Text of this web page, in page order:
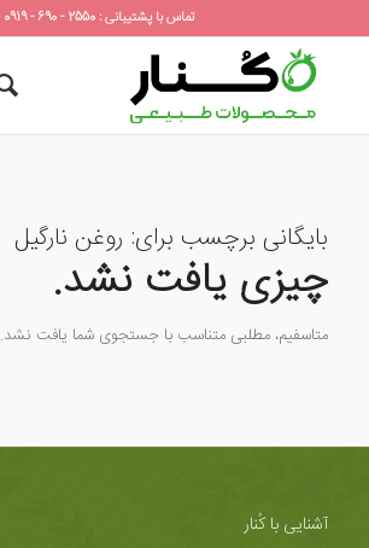
تماس با پشتیبانی : 2550 - 690 - 0919
بایگانی برچسب برای: روغن نارگیل
چیزی یافت نشد.
متاسفیم، مطلبی متناسب با جستجوی شما یافت نشد.
آشنایی با کُنار